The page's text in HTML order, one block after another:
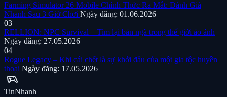
Farming Simulator 26 Mobile Chính Thức Ra Mắt: Đánh Giá
Nhanh Sau 3 Giờ Chơi Ngày đăng: 01.06.2026
03
RELLION: NPC Survival – Tìm lại bản ngã trong thế giới ảo ảnh
Ngày đăng: 27.05.2026
04
Rogue Legacy – Khi cái chết là sự khởi đầu của một gia tộc huyền
thoại Ngày đăng: 17.05.2026
sports_esports
TinNhanh